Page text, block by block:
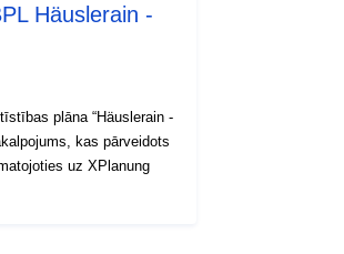
Häuslerain -
plāna “Häuslerain -
kas pārveidots
uz XPlanung